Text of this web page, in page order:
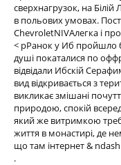
сверхнагрузок, на Білій
в польових умовах.
ChevroletNIVAлегка і
< pРанок у Иб пройшло
душі покаталися по
відвідали Ибскій
вид відкривається з
викликає змішані
природою, спокій
який же витримкою
життя в монастирі, де
що там інтернет & ndash
.